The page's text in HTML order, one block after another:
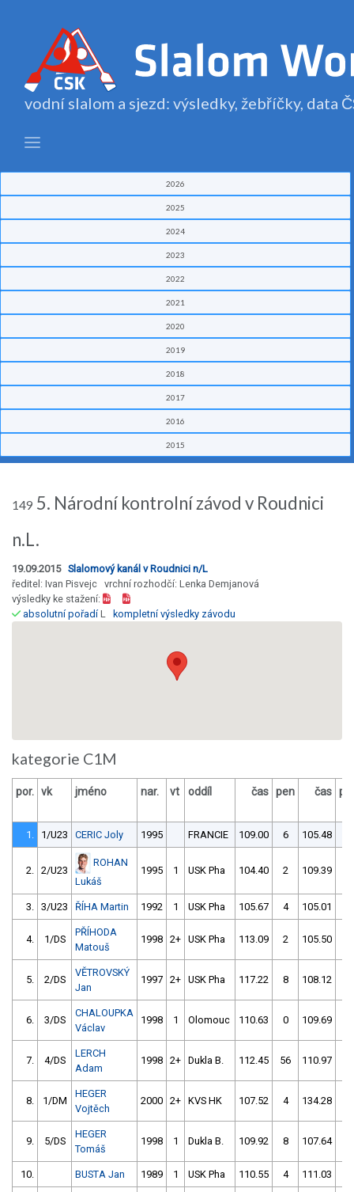
vodní slalom a sjezd: výsledky, žebříčky, data
2026
2025
2024
2023
2022
2021
2020
2019
2018
2017
2016
2015
149 5. Národní kontrolní závod v Roudnici
n.L.
19.09.2015 Slalomový kanál v Roudnici n/L
ředitel: Ivan Pisvejc vrchní rozhodčí: Lenka Demjanová
výsledky ke stažení:
absolutní pořadíL kompletní výsledky závodu
kategorie C1M
por. vk jméno nar. vt oddíl čas pen čas
1. 1/U23 CERIC Joly 1995 FRANCIE 109.00 6 105.48
2. 2/U23
ROHAN
Lukáš
1995 1 USK Pha 104.40 2 109.39
3. 3/U23 ŘÍHA Martin 1992 1 USK Pha 105.67 4 105.01
4. 1/DS
PŘÍHODA
Matouš
1998 2+ USK Pha 113.09 2 105.50
5. 2/DS
VĚTROVSKÝ
Jan
1997 2+ USK Pha 117.22 8 108.12
6. 3/DS
CHALOUPKA
Václav
1998 1 Olomouc 110.63 0 109.69
7. 4/DS
LERCH
Adam
1998 2+ Dukla B. 112.45 56 110.97
8. 1/DM
HEGER
Vojtěch
2000 2+ KVS HK 107.52 4 134.28
9. 5/DS
HEGER
Tomáš
1998 1 Dukla B. 109.92 8 107.64
10. BUSTA Jan 1989 1 USK Pha 110.55 4 111.03